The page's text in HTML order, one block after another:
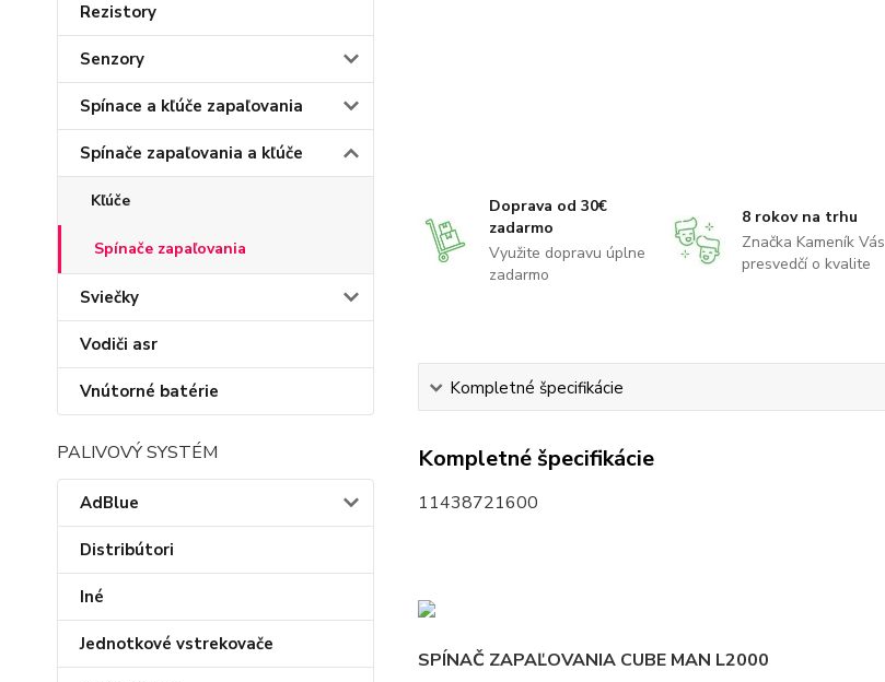
Rezistory
Senzory
Spínace a kľúče zapaľovania
Spínače zapaľovania a kľúče
Kľúče
Spínače zapaľovania
Sviečky
Vodiči asr
Vnútorné batérie
PALIVOVÝ SYSTÉM
AdBlue
Distribútori
Iné
Jednotkové vstrekovače
Doprava od 30€
zadarmo
Využite dopravu úplne
zadarmo
8 rokov na trhu
Značka Kameník Vás
presvedčí o kvalite
Kompletné špecifikácie
Kompletné špecifikácie
11438721600
SPÍNAČ ZAPAĽOVANIA CUBE MAN L2000